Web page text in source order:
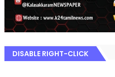
DISABLE RIGHT-CLICK